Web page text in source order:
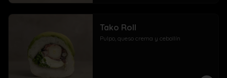
Tako Roll
Pulpo, queso crema y cebollín